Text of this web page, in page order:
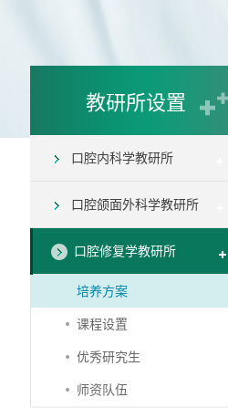
教研所设置
口腔内科学教研所
口腔颌面外科学教研所
口腔修复学教研所
培养方案
课程设置
优秀研究生
师资队伍